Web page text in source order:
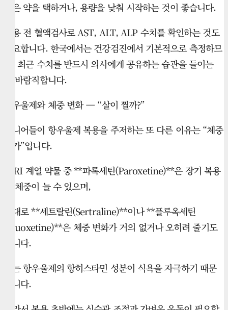
적은 약을 택하거나, 용량을 낮춰 시작하는 것이 좋습니다.
복용 전 혈액검사로 AST, ALT, ALP 수치를 확인하는 것도
중요합니다. 한국에서는 건강검진에서 기본적으로 측정하므
로, 최근 수치를 반드시 의사에게 공유하는 습관을 들이는
게 바람직합니다.
항우울제와 체중 변화 — “살이 찔까?”
시니어들이 항우울제 복용을 주저하는 또 다른 이유는 “체중
증가”입니다.
SSRI 계열 약물 중 **파록세틴(Paroxetine)**은 장기 복용
시 체중이 늘 수 있으며,
반대로 **세트랄린(Sertraline)**이나 **플루옥세틴
(Fluoxetine)**은 체중 변화가 거의 없거나 오히려 줄기도
합니다.
이는 항우울제의 항히스타민 성분이 식욕을 자극하기 때문
입니다.